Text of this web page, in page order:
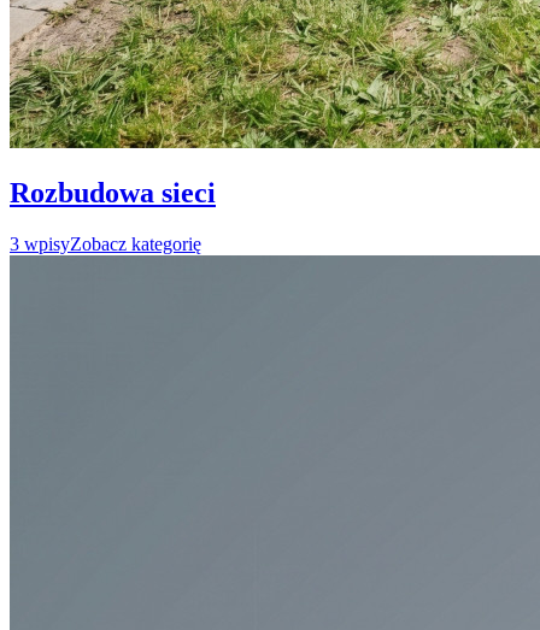
Rozbudowa sieci
3 wpisyZobacz kategorię